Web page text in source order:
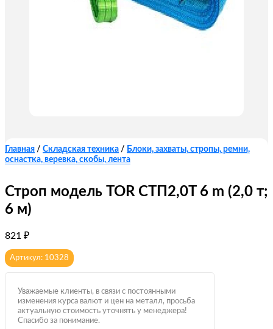
Главная / Складская техника / Блоки, захваты, стропы, ремни,
оснастка, веревка, скобы, лента
Строп модель TOR СТП2,0T 6 m (2,0 т;
6 м)
821 ₽
Артикул: 10328
Уважаемые клиенты, в связи с постоянными
изменения курса валют и цен на металл, просьба
актуальную стоимость уточнять у менеджера!
Спасибо за понимание.